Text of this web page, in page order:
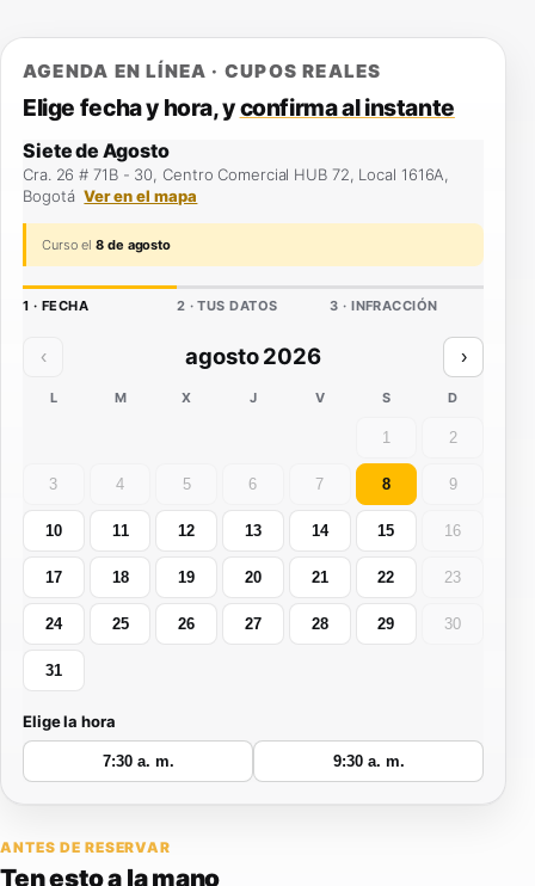
AGENDA EN LÍNEA · CUPOS REALES
Elige fecha y hora, yconfirma al instante
Siete de Agosto
Cra. 26 # 71B - 30, Centro Comercial HUB 72, Local 1616A,
Bogotá Ver en el mapa
Curso el8 de agosto
1 · FECHA 2 · TUS DATOS 3 · INFRACCIÓN
‹ agosto 2026 ›
L M X J V S D
1 2
3 4 5 6 7 8 9
10 11 12 13 14 15 16
17 18 19 20 21 22 23
24 25 26 27 28 29 30
31
Elige la hora
7:30 a. m. 9:30 a. m.
ANTES DE RESERVAR
Ten estoa la mano